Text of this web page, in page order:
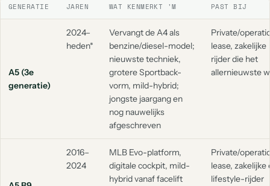
GENERATIE JAREN WAT KENMERKT 'M PAST BIJ
A5 (3e
generatie)
2024–
heden*
Vervangt de A4 als
benzine/diesel-model;
nieuwste techniek,
grotere Sportback-
vorm, mild-hybrid;
jongste jaargang en
nog nauwelijks
afgeschreven
Private/
lease, zakelijke
rijder die het
allernieuwste
2016–
2024
MLB Evo-platform,
digitale cockpit, mild-
hybrid vanaf facelift
Private/
lease, zakelijke
lifestyle-rijder